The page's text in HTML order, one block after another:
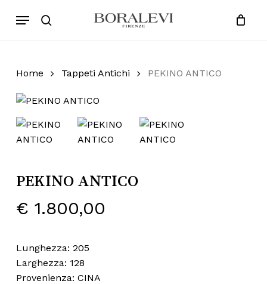
Products
search
Menu
Cart Close
Home Tappeti Antichi PEKINO ANTICO
PEKINO ANTICO
€ 1.800,00
Lunghezza: 205
Larghezza: 128
Provenienza: CINA